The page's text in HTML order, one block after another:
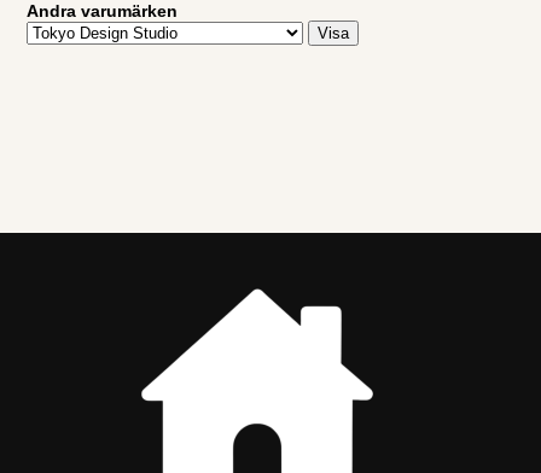
design.- Typisk, japansk stil.- Blått,
geometriskt mönster.- Tillverkad av
porslin.- Från serien Nippon Blue.
Andra varumärken